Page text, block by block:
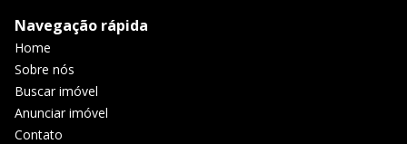
Navegação rápida
Home
Sobre nós
Buscar imóvel
Anunciar imóvel
Contato